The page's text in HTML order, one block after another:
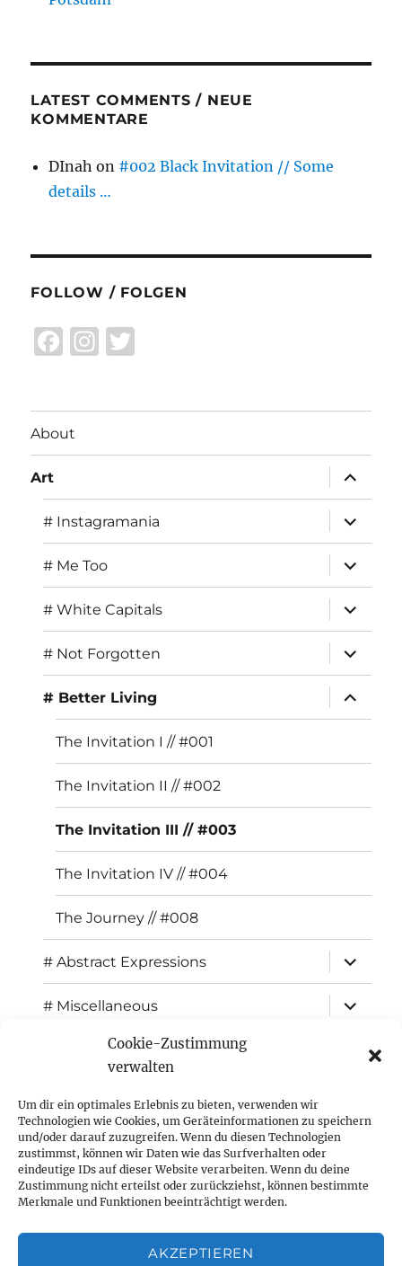
Cookie-Zustimmung
verwalten
Um dir ein optimales Erlebnis zu bieten, verwenden wir
Technologien wie Cookies, um Geräteinformationen zu speichern
und/oder darauf zuzugreifen. Wenn du diesen Technologien
zustimmst, können wir Daten wie das Surfverhalten oder
eindeutige IDs auf dieser Website verarbeiten. Wenn du deine
Zustimmung nicht erteilst oder zurückziehst, können bestimmte
Merkmale und Funktionen beeinträchtigt werden.
AKZEPTIEREN
LATEST COMMENTS / NEUE
KOMMENTARE
DInah on #002 Black Invitation // Some
details …
FOLLOW / FOLGEN
F
e
b
o
k
I
g
a
m
r
About
Art
expand
child
menu
# Instagramania
expand
child
menu
# Me Too
expand
child
menu
# White Capitals
expand
child
menu
# Not Forgotten
expand
child
menu
# Better Living
expand
child
menu
The Invitation I // #001
The Invitation II // #002
The Invitation III // #003
The Invitation IV // #004
The Journey // #008
# Abstract Expressions
expand
child
menu
# Miscellaneous
expand
child
Exhibitions
Press
expand
child
menu
Contact